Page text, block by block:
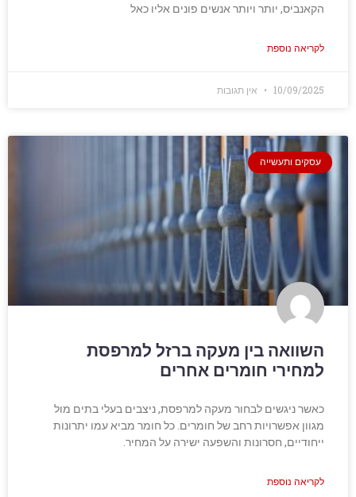
הקאנביס, יותר ויותר אנשים פונים אליו כאל
לקריאה נוספת
10/09/2025 אין תגובות
עסקים ותעשייה
השוואה בין מעקה ברזל למרפסת
למחירי חומרים אחרים
כאשר ניגשים לבחור מעקה למרפסת, ניצבים בעלי בתים מול
מגוון אפשרויות רחב של חומרים. כל חומר מביא עמו יתרונות
ייחודיים, חסרונות והשפעה ישירה על המחיר.
לקריאה נוספת